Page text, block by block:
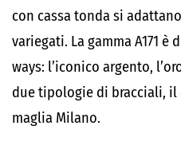
con cassa tonda si
variegati. La gamma A171
ways: l’iconico argento,
due tipologie di bracciali, il
maglia Milano.